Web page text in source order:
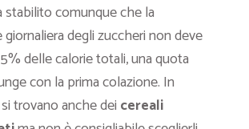
stabilito comunque che la
degli zuccheri non deve
delle calorie totali, una quota
con la prima colazione. In
trovano anche dei cereali